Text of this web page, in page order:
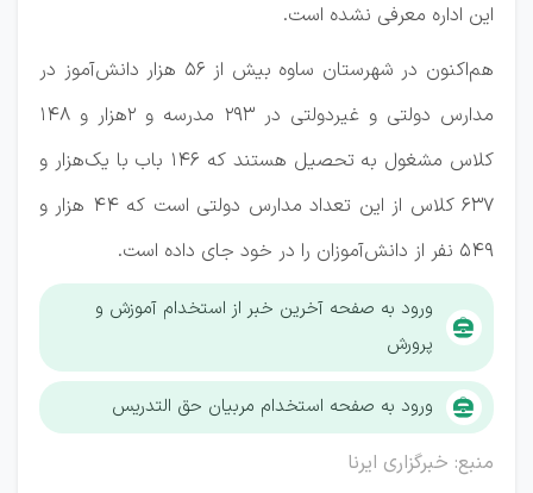
این اداره معرفی نشده است.
هم‌اکنون در شهرستان ساوه بیش از ۵۶ هزار دانش‌آموز در
مدارس دولتی و غیردولتی در ۲۹۳ مدرسه و ۲هزار و ۱۴۸
کلاس مشغول به تحصیل هستند که ۱۴۶ باب با یک‌هزار و
۶۳۷ کلاس از این تعداد مدارس دولتی است که ۴۴ هزار و
۵۴۹ نفر از دانش‌آموزان را در خود جای داده است.
ورود به صفحه آخرین خبر از استخدام آموزش و
پرورش
ورود به صفحه استخدام مربیان حق التدریس
منبع: خبرگزاری ایرنا